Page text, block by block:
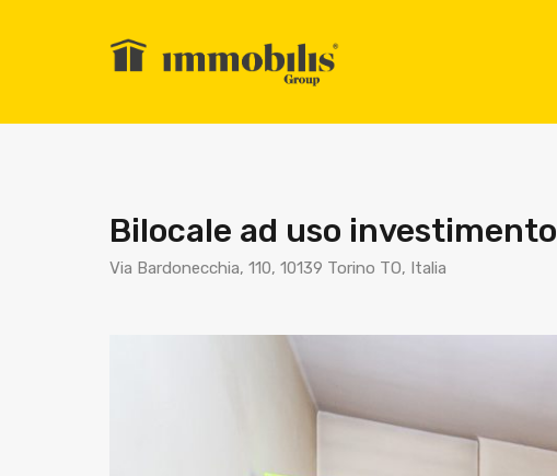
Bilocale ad uso investimento
Via Bardonecchia, 110, 10139 Torino TO, Italia